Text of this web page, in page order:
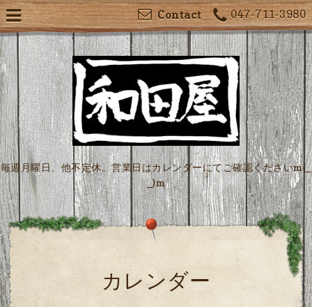
047-711-3980
Contact
毎週月曜日、他不定休。営業日はカレンダーにてご確認くださいm(_
_)m
カレンダー